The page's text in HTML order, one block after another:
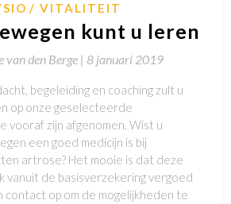
VITALITEIT
kunt u leren
van den Berge | 8 januari 2019
begeleiding en coaching zult u
op onze geselecteerde
vooraf zijn afgenomen. Wist u
een goed medicijn is bij
artrose? Het mooie is dat deze
vanuit de basisverzekering vergoed
contact op om de mogelijkheden te